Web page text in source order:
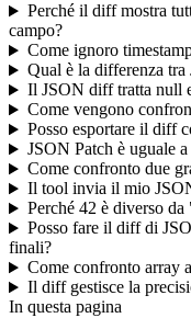
Perché il diff mostra
campo?
Come ignoro
Qual è la differenza
Il JSON diff tratta null
Come vengono
Posso esportare il diff
JSON Patch è uguale
Come confronto due
Il tool invia il mio
Perché 42 è diverso
Posso fare il diff di
finali?
Come confronto array
Il diff gestisce la
In questa pagina